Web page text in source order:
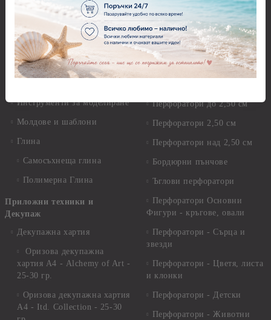
Керамична смес за отливки
Керамични елементи
Елементи от полимерна
глина и полирезин
Инструменти за моделиране
Молдове и шаблони
Глина
Самосъхнеща глина
Полимерна Глина
Приложни техники и
Декупаж
Декупажна хартия
Оризова декупажна
хартия А4 - Alchemy of Art -
25-30 гр.
Оризова декупажна хартия
А4 - Itd. Collection - 25-30
Предмети за декорация -
Стъкло
Предмети за декорация -
Плат, органза, зебло,
целофан
Перфоратори до 2,50 см
Перфоратори 2,50 см
Перфоратори над 2,50 см
Бордюрни пънчове
Ъглови перфоратори
Перфоратори Основни
Фигури - кръгове, овали
Перфоратори - Сърца и
звезди
Перфоратори - Цветя, листа
и клонки
Перфоратори - Детски
Перфоратори - Животни